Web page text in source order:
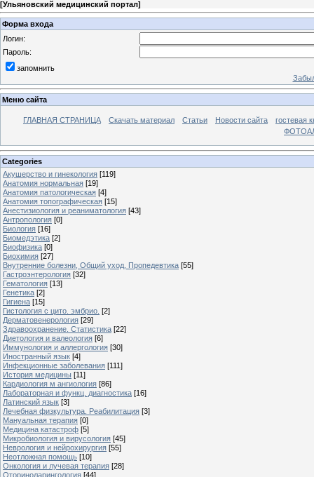
[Ульяновский медицинский портал]
Форма входа
Логин:
Пароль:
запомнить
Меню сайта
ГЛАВНАЯ СТРАНИЦА Скачать материал Статьи Новости сайта
гостевая
Categories
Акушерство и гинекология [119]
Анатомия нормальная [19]
Анатомия патологическая [4]
Анатомия топографическая [15]
Анестизиология и реаниматология [43]
Антропология [0]
Биология [16]
Биомедэтика [2]
Биофизика [0]
Биохимия [27]
Внутренние болезни, Общий уход, Пропедевтика [55]
Гастроэнтерология [32]
Гематология [13]
Генетика [2]
Гигиена [15]
Гистология с цито. эмбрио. [2]
Дерматовенерология [29]
Здравоохранение. Статистика [22]
Диетология и валеология [6]
Иммунология и аллергология [30]
Иностранный язык [4]
Инфекционные заболевания [111]
История медицины [11]
Кардиология м ангиология [86]
Лабораторная и функц. диагностика [16]
Латинский язык [3]
Лечебная физкультура. Реабилитация [3]
Мануальная терапия [0]
Медицина катастроф [5]
Микробиология и вирусология [45]
Неврология и нейрохирургия [55]
Неотложная помощь [10]
Онкология и лучевая терапия [28]
Оториноларингология [44]